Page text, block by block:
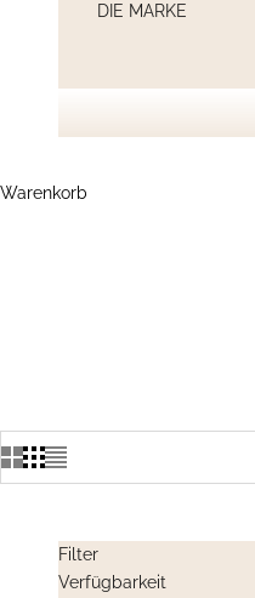
DIE MARKE
Warenkorb
Filter
Verfügbarkeit